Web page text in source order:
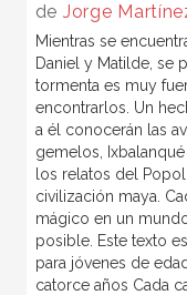
de Jorge
Mientras se
Daniel y Matilde, se
tormenta es muy
encontrarlos. Un
a él conocerán las
gemelos,
los relatos del
civilización maya.
mágico en un
posible. Este texto
para jóvenes de
catorce años Cada